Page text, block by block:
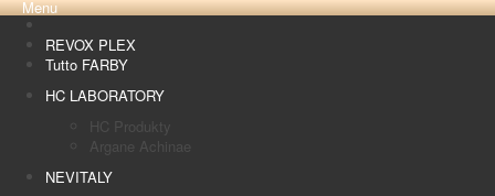
Menu
REVOX PLEX
Tutto FARBY
HC LABORATORY
HC Produkty
Argane Achinae
NEVITALY